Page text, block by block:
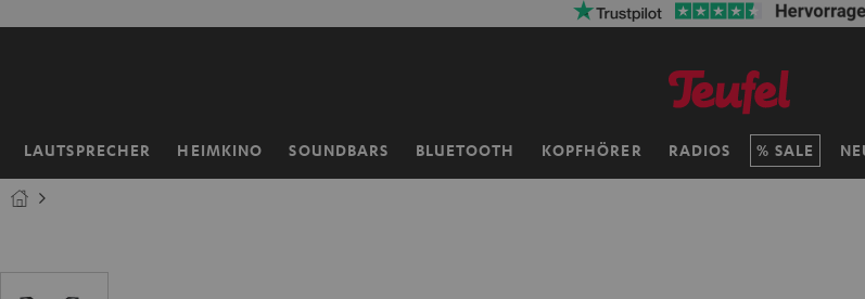
LAUTSPRECHER HEIMKINO SOUNDBARS BLUETOOTH KOPFHÖRER RADIOS SALE
Startseite